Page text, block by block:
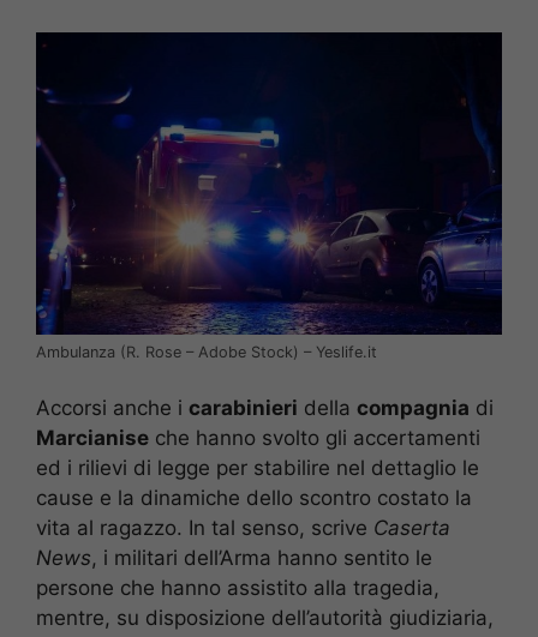
Ambulanza (R. Rose – Adobe Stock) – Yeslife.it
Accorsi anche i carabinieri della compagnia di
Marcianise che hanno svolto gli accertamenti
ed i rilievi di legge per stabilire nel dettaglio le
cause e la dinamiche dello scontro costato la
vita al ragazzo. In tal senso, scrive Caserta
News, i militari dell’Arma hanno sentito le
persone che hanno assistito alla tragedia,
mentre, su disposizione dell’autorità giudiziaria,